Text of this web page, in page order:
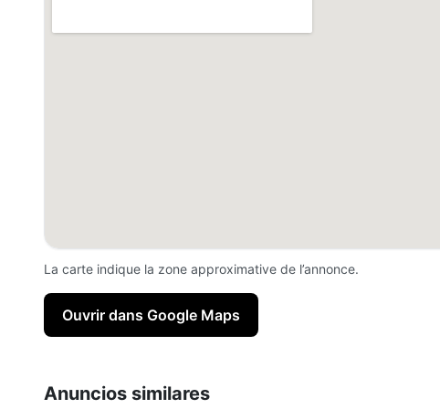
La carte indique la zone approximative de l’annonce.
Ouvrir dans Google Maps
Anuncios similares